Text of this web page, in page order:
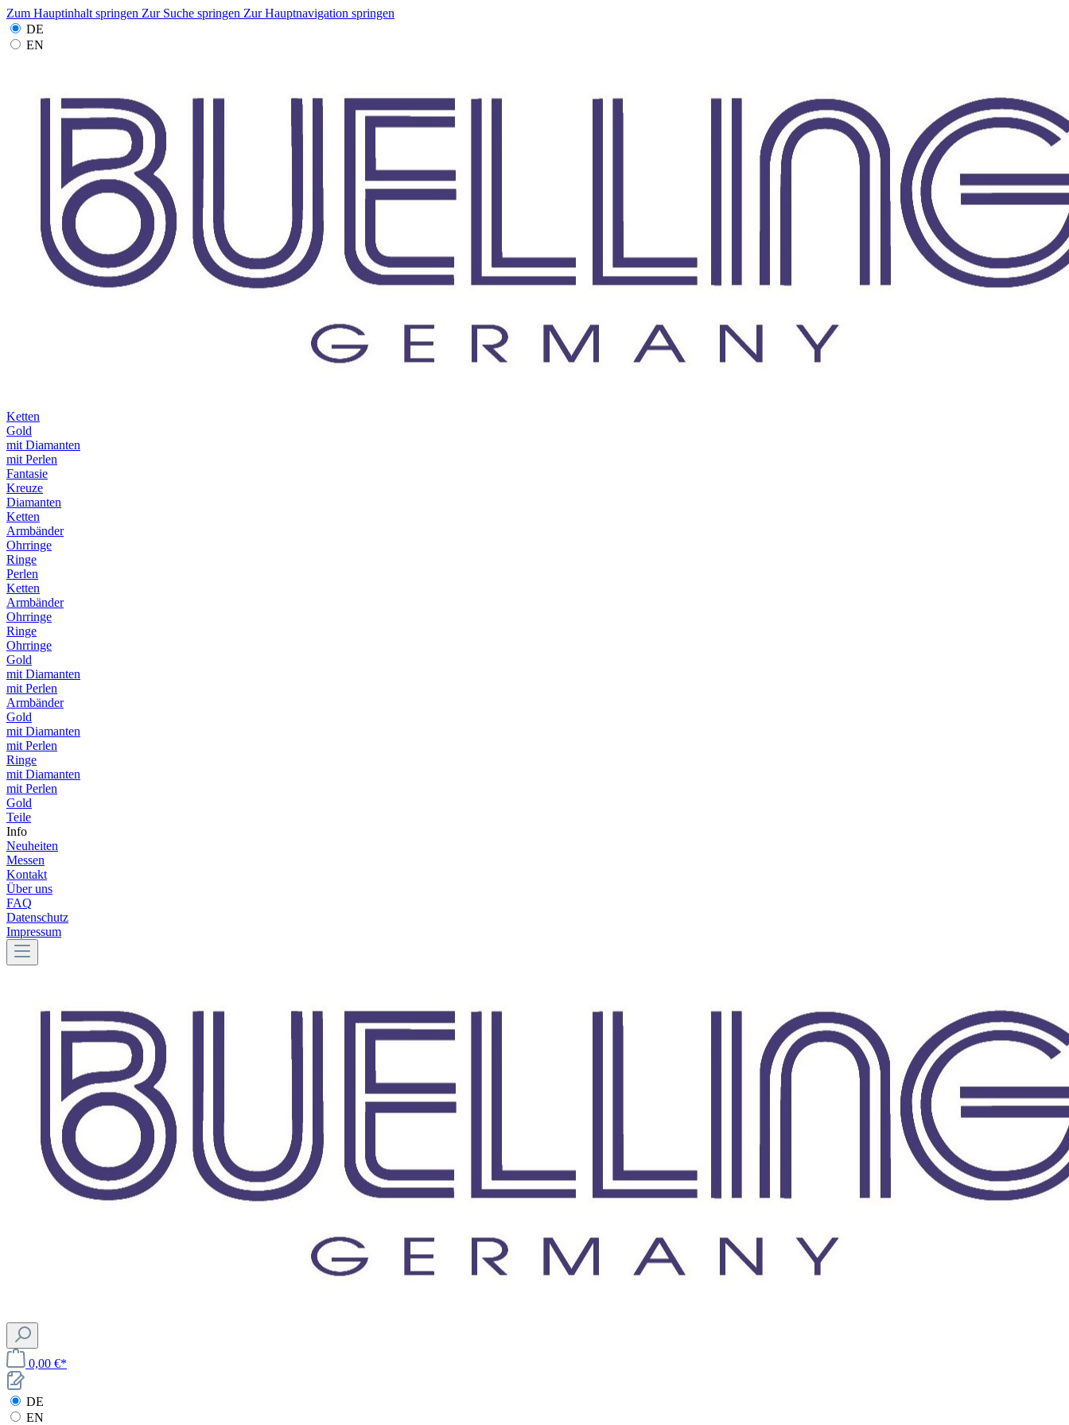
Zum Hauptinhalt springen Zur Suche springen Zur Hauptnavigation springen
DE
EN
Ketten
Gold
mit Diamanten
mit Perlen
Fantasie
Kreuze
Diamanten
Ketten
Armbänder
Ohrringe
Ringe
Perlen
Ketten
Armbänder
Ohrringe
Ringe
Ohrringe
Gold
mit Diamanten
mit Perlen
Armbänder
Gold
mit Diamanten
mit Perlen
Ringe
mit Diamanten
mit Perlen
Gold
Teile
Info
Neuheiten
Messen
Kontakt
Über uns
FAQ
Datenschutz
Impressum
0,00 €*
DE
EN